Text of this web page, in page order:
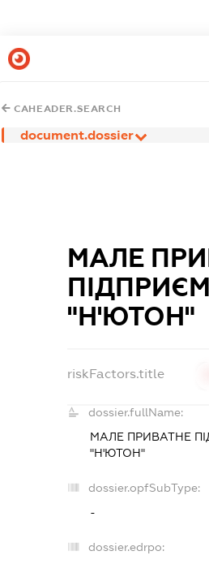
CAHEADER.SEARCH
document.dossier
МАЛЕ
"Н'ЮТОН"
riskFactors.title
dossier.fullName:
МАЛЕ ПРИВАТНЕ
"Н'ЮТОН"
dossier.opfSubType:
-
dossier.edrpo: